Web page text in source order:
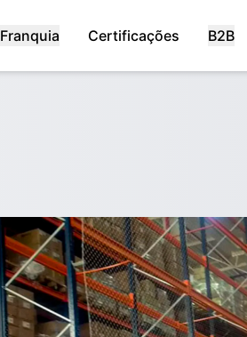
Franquia Certificações B2B